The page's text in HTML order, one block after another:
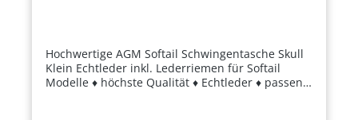
Hochwertige AGM Softail Schwingentasche Skull
Klein Echtleder inkl. Lederriemen für Softail
Modelle ♦ höchste Qualität ♦ Echtleder ♦ passend